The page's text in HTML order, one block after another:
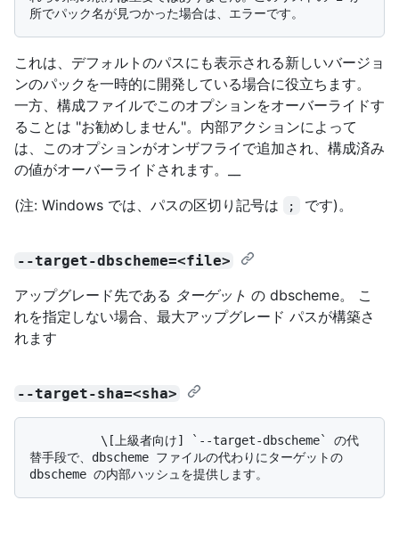
これは、デフォルトのパスにも表示される新しいバージョ
ンのパックを一時的に開発している場合に役立ちます。
一方、構成ファイルでこのオプションをオーバーライドす
ることは "お勧めしません"。内部アクションによって
は、このオプションがオンザフライで追加され、構成済み
の値がオーバーライドされます。__
(注: Windows では、パスの区切り記号は
; です)。
--target-dbscheme=<file>
アップグレード先である ターゲット の dbscheme。 こ
れを指定しない場合、最大アップグレード パスが構築さ
れます
--target-sha=<sha>
替手段で、dbscheme ファイルの代わりにターゲットの